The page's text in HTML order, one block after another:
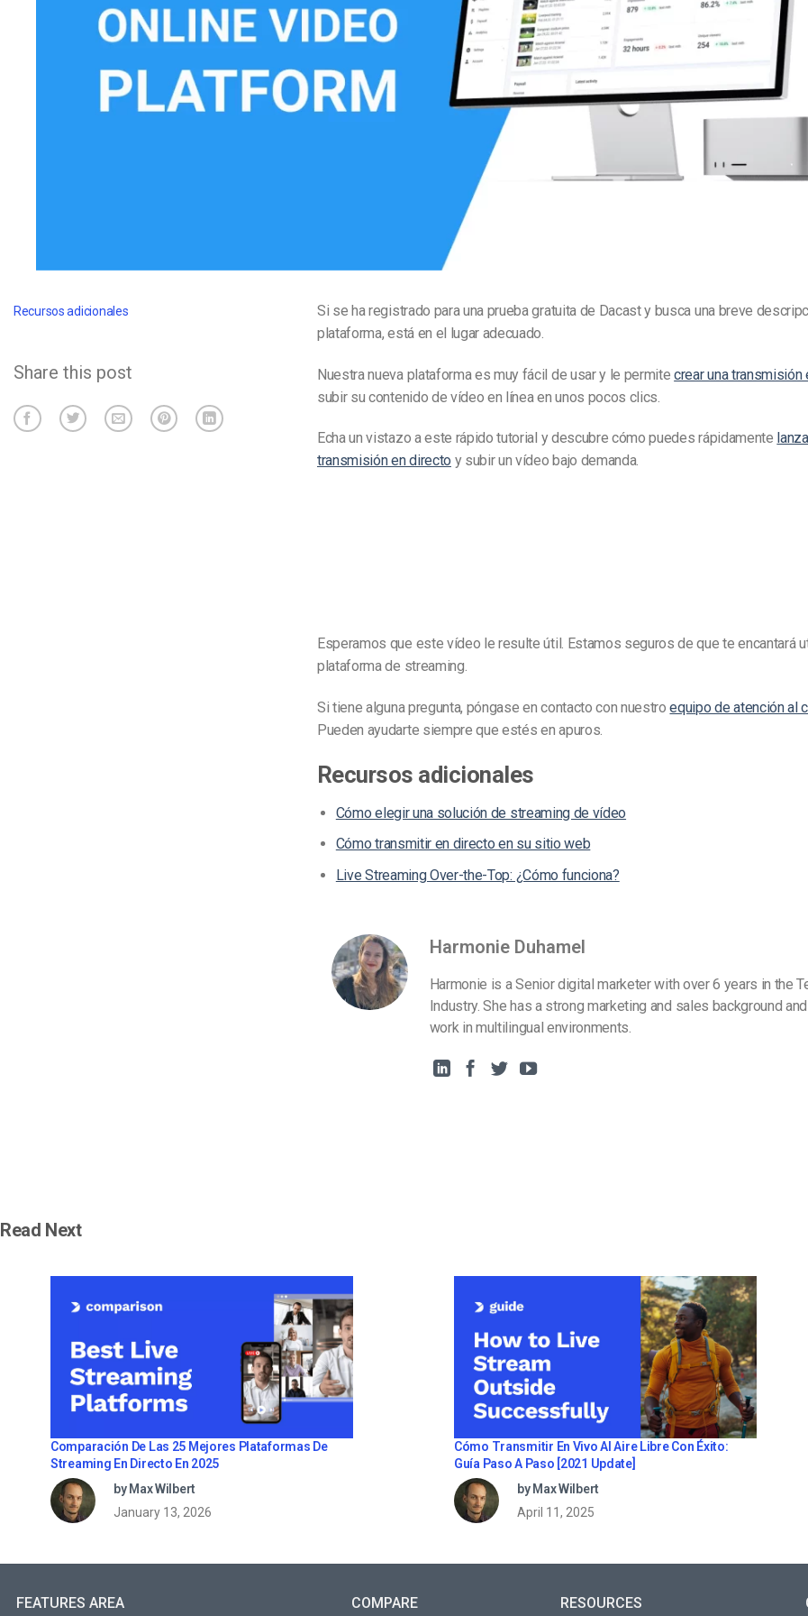
Privacidad y Seguridad
Marketing de Video
Aprendizaje en Línea
Emisoras de Radio y Televisión
Recursos adicionales
Share this post
Si se ha registrado para una prueba gratuita de Dacast y busca una breve
plataforma, está en el lugar adecuado.
Nuestra nueva plataforma es muy fácil de usar y le permitecrear una transmisión
subir su contenido de vídeo en línea en unos pocos clics.
Echa un vistazo a este rápido tutorial y descubre cómo puedes rápidamente
transmisión en directo y subir un vídeo bajo demanda.
Esperamos que este vídeo le resulte útil. Estamos seguros de que te encantará
plataforma de streaming.
Si tiene alguna pregunta, póngase en contacto con nuestroequipo de atención al
Pueden ayudarte siempre que estés en apuros.
Recursos adicionales
Cómo elegir una solución de streaming de vídeo
Cómo transmitir en directo en su sitio web
Live Streaming Over-the-Top: ¿Cómo funciona?
Harmonie Duhamel
Harmonie is a Senior digital marketer with over 6 years in the
Industry. She has a strong marketing and sales background
work in multilingual environments.
Read Next
Comparación De Las 25 Mejores Plataformas De
Streaming En Directo En 2025
by Max Wilbert
January 13, 2026
Cómo Transmitir En Vivo Al Aire Libre Con Éxito:
Guía Paso A Paso [2021 Update]
by Max Wilbert
April 11, 2025
FEATURES AREA COMPARE RESOURCES